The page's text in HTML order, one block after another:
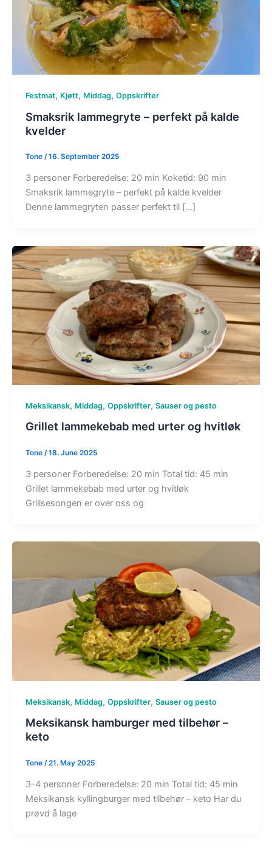
Festmat, Kjøtt, Middag, Oppskrifter
Smaksrik lammegryte – perfekt på kalde
kvelder
Tone /16. September 2025
3 personer Forberedelse: 20 min Koketid: 90 min
Smaksrik lammegryte – perfekt på kalde kvelder
Denne lammegryten passer perfekt til […]
Meksikansk, Middag, Oppskrifter, Sauser og pesto
Grillet lammekebab med urter og hvitløk
Tone /18. June 2025
3 personer Forberedelse: 20 min Total tid: 45 min
Grillet lammekebab med urter og hvitløk
Grillsesongen er over oss og
Meksikansk, Middag, Oppskrifter, Sauser og pesto
Meksikansk hamburger med tilbehør –
keto
Tone /21. May 2025
3-4 personer Forberedelse: 20 min Total tid: 45 min
Meksikansk kyllingburger med tilbehør – keto Har du
prøvd å lage